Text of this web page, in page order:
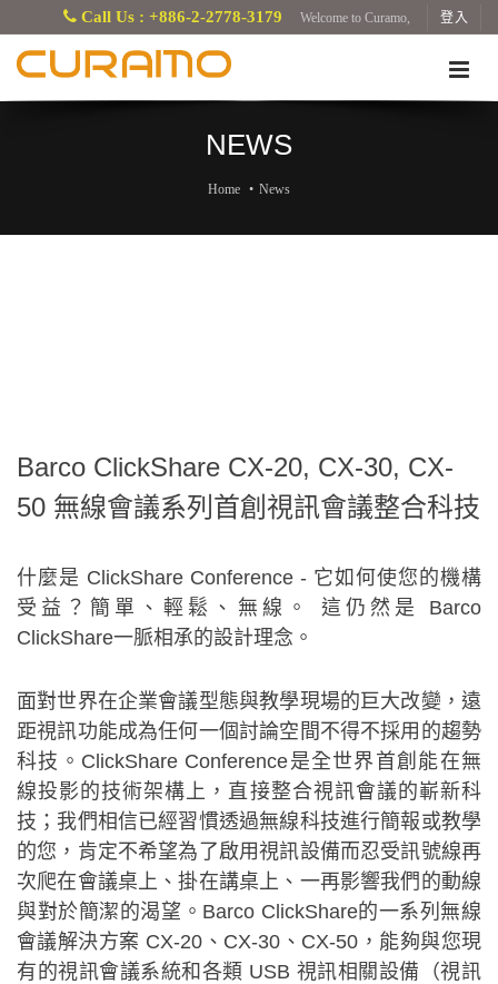
Call Us : +886-2-2778-3179 Welcome to Curamo, 登入
NEWS
Home News
Barco ClickShare CX-20, CX-30, CX-
50 無線會議系列首創視訊會議整合科技
什麼是 ClickShare Conference - 它如何使您的機構
受益？簡單、輕鬆、無線。 這仍然是 Barco
ClickShare一脈相承的設計理念。
面對世界在企業會議型態與教學現場的巨大改變，遠
距視訊功能成為任何一個討論空間不得不採用的趨勢
科技。ClickShare Conference是全世界首創能在無
線投影的技術架構上，直接整合視訊會議的嶄新科
技；我們相信已經習慣透過無線科技進行簡報或教學
的您，肯定不希望為了啟用視訊設備而忍受訊號線再
次爬在會議桌上、掛在講桌上、一再影響我們的動線
與對於簡潔的渴望。Barco ClickShare的一系列無線
會議解決方案 CX-20、CX-30、CX-50，能夠與您現
有的視訊會議系統和各類 USB 視訊相關設備（視訊